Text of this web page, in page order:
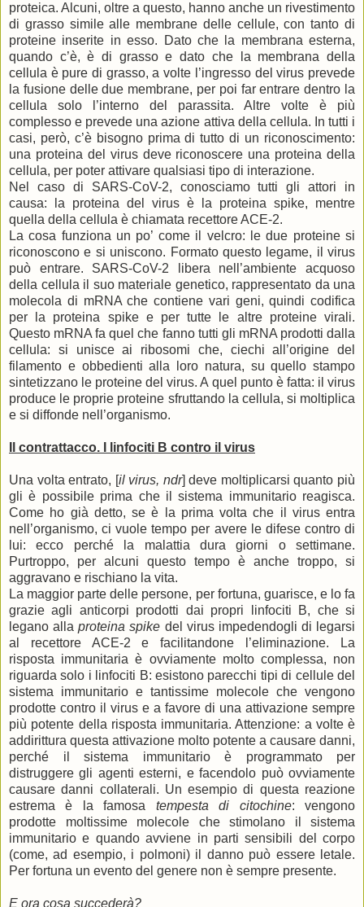
proteica. Alcuni, oltre a questo, hanno anche un rivestimento
di grasso simile alle membrane delle cellule, con tanto di
proteine inserite in esso. Dato che la membrana esterna,
quando c’è, è di grasso e dato che la membrana della
cellula è pure di grasso, a volte l’ingresso del virus prevede
la fusione delle due membrane, per poi far entrare dentro la
cellula solo l’interno del parassita. Altre volte è più
complesso e prevede una azione attiva della cellula. In tutti i
casi, però, c’è bisogno prima di tutto di un riconoscimento:
una proteina del virus deve riconoscere una proteina della
cellula, per poter attivare qualsiasi tipo di interazione.
Nel caso di SARS-CoV-2, conosciamo tutti gli attori in
causa: la proteina del virus è la proteina spike, mentre
quella della cellula è chiamata recettore ACE-2.
La cosa funziona un po’ come il velcro: le due proteine si
riconoscono e si uniscono. Formato questo legame, il virus
può entrare. SARS-CoV-2 libera nell’ambiente acquoso
della cellula il suo materiale genetico, rappresentato da una
molecola di mRNA che contiene vari geni, quindi codifica
per la proteina spike e per tutte le altre proteine virali.
Questo mRNA fa quel che fanno tutti gli mRNA prodotti dalla
cellula: si unisce ai ribosomi che, ciechi all’origine del
filamento e obbedienti alla loro natura, su quello stampo
sintetizzano le proteine del virus. A quel punto è fatta: il virus
produce le proprie proteine sfruttando la cellula, si moltiplica
e si diffonde nell’organismo.
Il contrattacco. I linfociti B contro il virus
Una volta entrato, [il virus, ndr] deve moltiplicarsi quanto più
gli è possibile prima che il sistema immunitario reagisca.
Come ho già detto, se è la prima volta che il virus entra
nell’organismo, ci vuole tempo per avere le difese contro di
lui: ecco perché la malattia dura giorni o settimane.
Purtroppo, per alcuni questo tempo è anche troppo, si
aggravano e rischiano la vita.
La maggior parte delle persone, per fortuna, guarisce, e lo fa
grazie agli anticorpi prodotti dai propri linfociti B, che si
legano allaproteina spike del virus impedendogli di legarsi
al recettore ACE-2 e facilitandone l’eliminazione. La
risposta immunitaria è ovviamente molto complessa, non
riguarda solo i linfociti B: esistono parecchi tipi di cellule del
sistema immunitario e tantissime molecole che vengono
prodotte contro il virus e a favore di una attivazione sempre
più potente della risposta immunitaria. Attenzione: a volte è
addirittura questa attivazione molto potente a causare danni,
perché il sistema immunitario è programmato per
distruggere gli agenti esterni, e facendolo può ovviamente
causare danni collaterali. Un esempio di questa reazione
estrema è la famosa tempesta di citochine: vengono
prodotte moltissime molecole che stimolano il sistema
immunitario e quando avviene in parti sensibili del corpo
(come, ad esempio, i polmoni) il danno può essere letale.
Per fortuna un evento del genere non è sempre presente.
E ora cosa succederà?